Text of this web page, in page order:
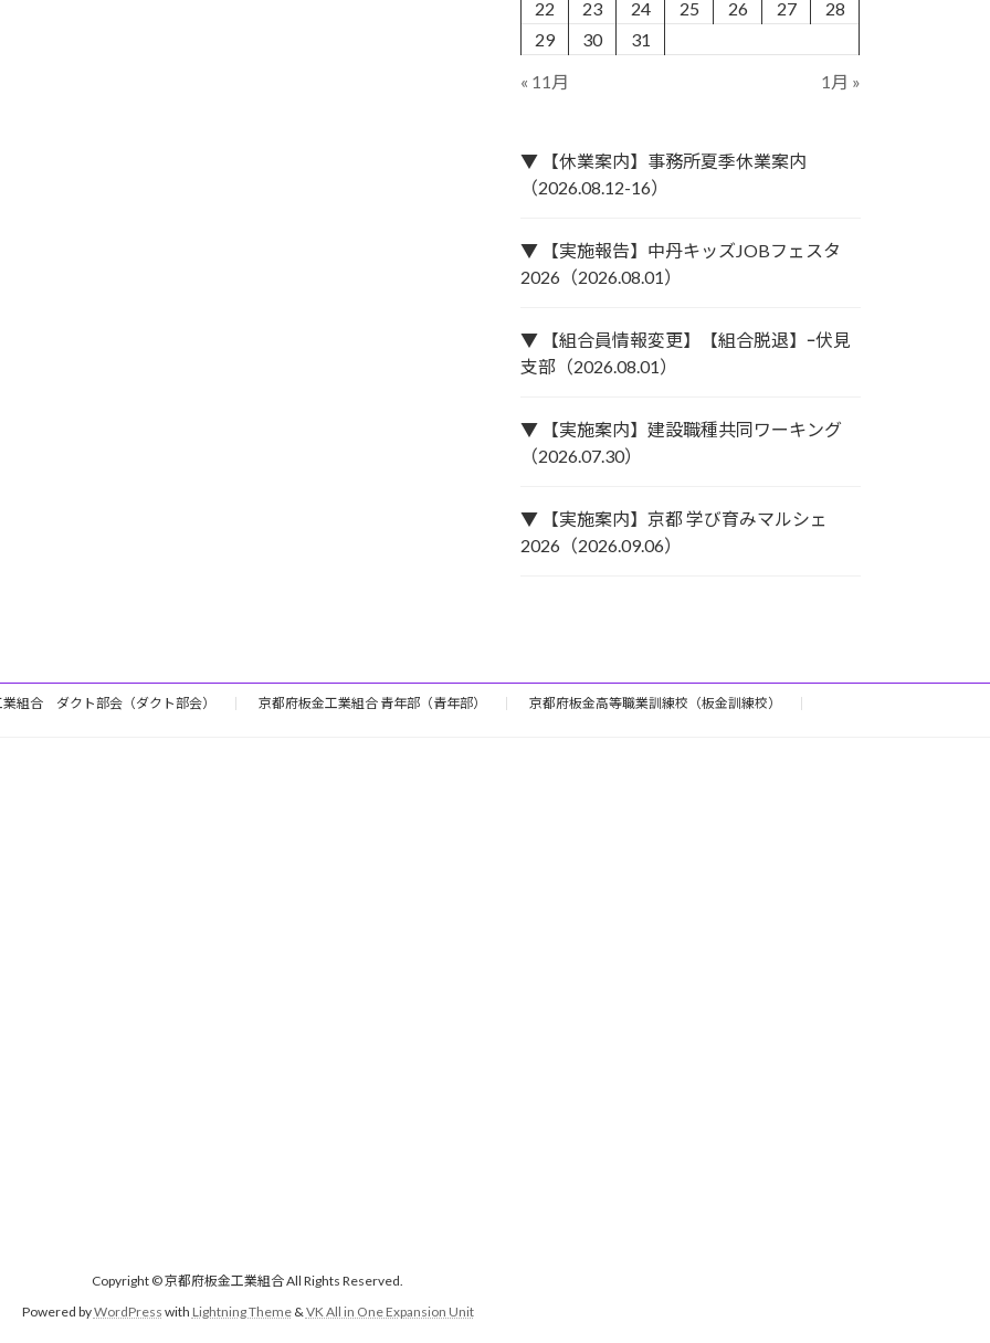
22
23 24 25 26 27
28
29
30 31
« 11月 1月 »
▼ 【休業案内】事務所夏季休業案内
（2026.08.12-16）
▼ 【実施報告】中丹キッズJOBフェスタ
2026（2026.08.01）
▼ 【組合員情報変更】【組合脱退】ｰ伏見
支部（2026.08.01）
▼ 【実施案内】建設職種共同ワーキング
（2026.07.30）
▼ 【実施案内】京都 学び育みマルシェ
2026（2026.09.06）
組合 ダクト部会（ダクト部会） 京都府板金工業組合 青年部（青年部） 京都府板金高等職業訓練校（板金訓練校）
Copyright © 京都府板金工業組合 All Rights Reserved.
Powered byWordPress with Lightning Theme& VK All in One Expansion Unit